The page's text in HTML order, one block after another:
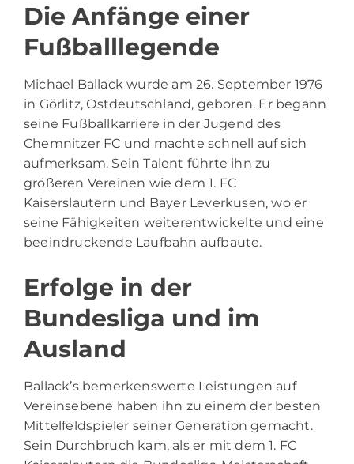
Die Anfänge einer
Fußballlegende
Michael Ballack wurde am 26. September 1976
in Görlitz, Ostdeutschland, geboren. Er begann
seine Fußballkarriere in der Jugend des
Chemnitzer FC und machte schnell auf sich
aufmerksam. Sein Talent führte ihn zu
größeren Vereinen wie dem 1. FC
Kaiserslautern und Bayer Leverkusen, wo er
seine Fähigkeiten weiterentwickelte und eine
beeindruckende Laufbahn aufbaute.
Erfolge in der
Bundesliga und im
Ausland
Ballack’s bemerkenswerte Leistungen auf
Vereinsebene haben ihn zu einem der besten
Mittelfeldspieler seiner Generation gemacht.
Sein Durchbruch kam, als er mit dem 1. FC